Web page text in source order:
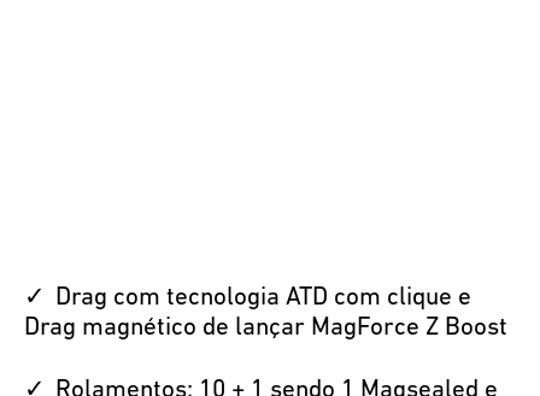
Drag com tecnologia ATD com clique e
Drag magnético de lançar MagForce Z Boost
Rolamentos: 10 + 1 sendo 1 Magsealed e